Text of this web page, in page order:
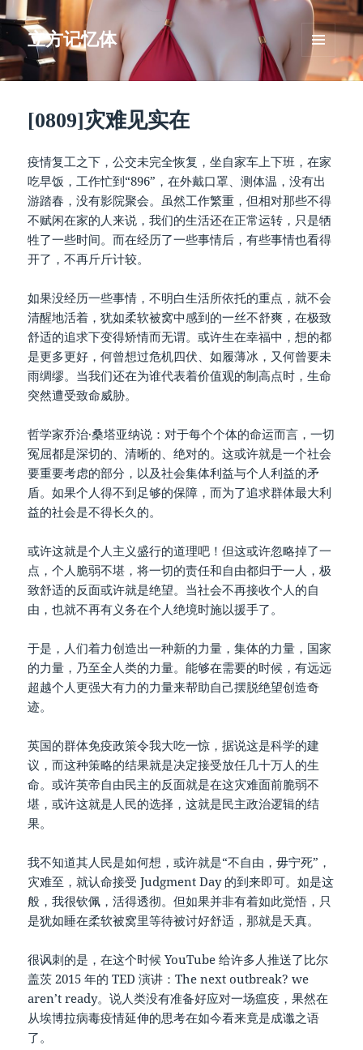
立方记忆体
菜单和
挂件
[0809]灾难见实在
疫情复工之下，公交未完全恢复，坐自家车上下班，在家
吃早饭，工作忙到“896”，在外戴口罩、测体温，没有出
游踏春，没有影院聚会。虽然工作繁重，但相对那些不得
不赋闲在家的人来说，我们的生活还在正常运转，只是牺
牲了一些时间。而在经历了一些事情后，有些事情也看得
开了，不再斤斤计较。
如果没经历一些事情，不明白生活所依托的重点，就不会
清醒地活着，犹如柔软被窝中感到的一丝不舒爽，在极致
舒适的追求下变得矫情而无谓。或许生在幸福中，想的都
是更多更好，何曾想过危机四伏、如履薄冰，又何曾要未
雨绸缪。当我们还在为谁代表着价值观的制高点时，生命
突然遭受致命威胁。
哲学家乔治·桑塔亚纳说：对于每个个体的命运而言，一切
冤屈都是深切的、清晰的、绝对的。这或许就是一个社会
要重要考虑的部分，以及社会集体利益与个人利益的矛
盾。如果个人得不到足够的保障，而为了追求群体最大利
益的社会是不得长久的。
或许这就是个人主义盛行的道理吧！但这或许忽略掉了一
点，个人脆弱不堪，将一切的责任和自由都归于一人，极
致舒适的反面或许就是绝望。当社会不再接收个人的自
由，也就不再有义务在个人绝境时施以援手了。
于是，人们着力创造出一种新的力量，集体的力量，国家
的力量，乃至全人类的力量。能够在需要的时候，有远远
超越个人更强大有力的力量来帮助自己摆脱绝望创造奇
迹。
英国的群体免疫政策令我大吃一惊，据说这是科学的建
议，而这种策略的结果就是决定接受放任几十万人的生
命。或许英帝自由民主的反面就是在这灾难面前脆弱不
堪，或许这就是人民的选择，这就是民主政治逻辑的结
果。
我不知道其人民是如何想，或许就是“不自由，毋宁死”，
灾难至，就认命接受 Judgment Day 的到来即可。如是这
般，我很钦佩，活得透彻。但如果并非有着如此觉悟，只
是犹如睡在柔软被窝里等待被讨好舒适，那就是天真。
很讽刺的是，在这个时候 YouTube 给许多人推送了比尔
盖茨 2015 年的 TED 演讲：The next outbreak? we
aren’t ready。说人类没有准备好应对一场瘟疫，果然在
从埃博拉病毒疫情延伸的思考在如今看来竟是成谶之语
了。